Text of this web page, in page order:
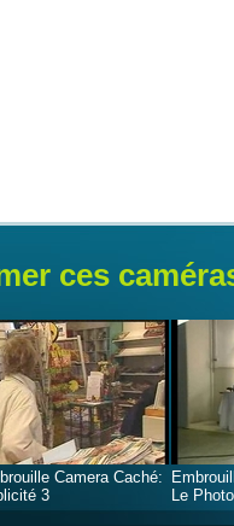
ces
Camera Caché:
3
Le